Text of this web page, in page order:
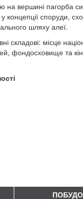
на вершині пагорба
концепції споруди,
шляху алеї.
складові: місце
фондосховище та